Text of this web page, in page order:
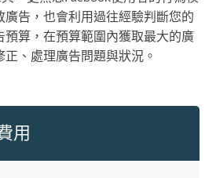
廣告，也會利用過往經驗判斷您的
預算，在預算範圍內獲取最大的廣
、處理廣告問題與狀況。
用